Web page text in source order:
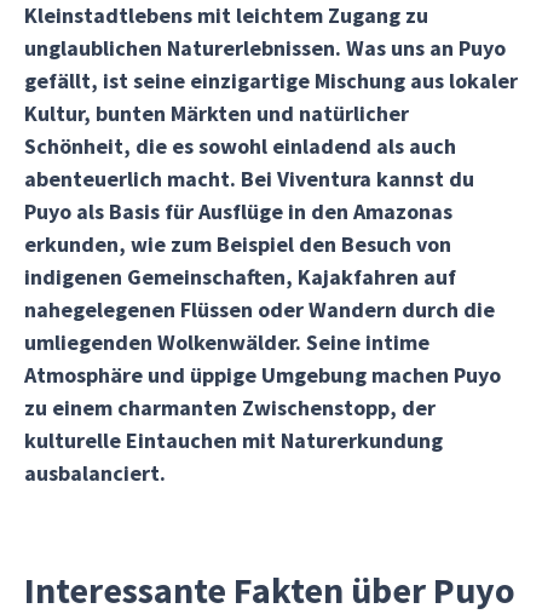
Kleinstadtlebens mit leichtem Zugang zu
unglaublichen Naturerlebnissen. Was uns an Puyo
gefällt, ist seine einzigartige Mischung aus lokaler
Kultur, bunten Märkten und natürlicher
Schönheit, die es sowohl einladend als auch
abenteuerlich macht. Bei Viventura kannst du
Puyo als Basis für Ausflüge in den Amazonas
erkunden, wie zum Beispiel den Besuch von
indigenen Gemeinschaften, Kajakfahren auf
nahegelegenen Flüssen oder Wandern durch die
umliegenden Wolkenwälder. Seine intime
Atmosphäre und üppige Umgebung machen Puyo
zu einem charmanten Zwischenstopp, der
kulturelle Eintauchen mit Naturerkundung
ausbalanciert.
Interessante Fakten über Puyo